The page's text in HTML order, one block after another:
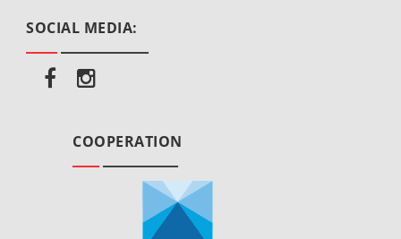
SOCIAL MEDIA:
COOPERATION